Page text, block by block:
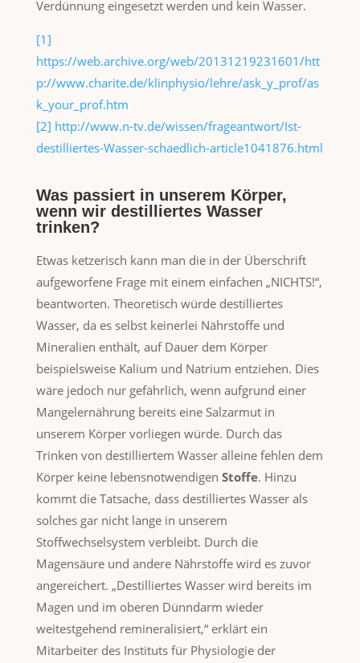
Verdünnung eingesetzt werden und kein Wasser.
[1]
https://web.archive.org/web/20131219231601/htt
p://www.charite.de/klinphysio/lehre/ask_y_prof/as
k_your_prof.htm
[2] http://www.n-tv.de/wissen/frageantwort/Ist-
destilliertes-Wasser-schaedlich-article1041876.html
Was passiert in unserem Körper,
wenn wir destilliertes Wasser
trinken?
Etwas ketzerisch kann man die in der Überschrift
aufgeworfene Frage mit einem einfachen „NICHTS!“,
beantworten. Theoretisch würde destilliertes
Wasser, da es selbst keinerlei Nährstoffe und
Mineralien enthält, auf Dauer dem Körper
beispielsweise Kalium und Natrium entziehen. Dies
wäre jedoch nur gefährlich, wenn aufgrund einer
Mangelernährung bereits eine Salzarmut in
unserem Körper vorliegen würde. Durch das
Trinken von destilliertem Wasser alleine fehlen dem
Körper keine lebensnotwendigen Stoffe. Hinzu
kommt die Tatsache, dass destilliertes Wasser als
solches gar nicht lange in unserem
Stoffwechselsystem verbleibt. Durch die
Magensäure und andere Nährstoffe wird es zuvor
angereichert. „Destilliertes Wasser wird bereits im
Magen und im oberen Dünndarm wieder
weitestgehend remineralisiert,“ erklärt ein
Mitarbeiter des Instituts für Physiologie der